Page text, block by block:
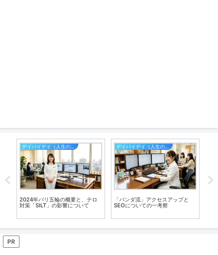
デイバイデイ（人生の散歩道）
2024年パリ五輪の概要と、テロ
対策「SILT」の影響について
デイバイデイ（人生の散歩道）
「パンダ流」アクセスアップと
SEOについての一考察
PR